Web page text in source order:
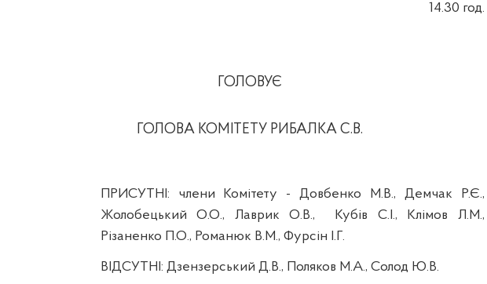
14.30 год.
ГОЛОВУЄ
ГОЛОВА КОМІТЕТУ РИБАЛКА С.В.
ПРИСУТНІ: члени Комітету -Довбенко М.В., Демчак Р.Є.,
Жолобецький О.О., Лаврик О.В., Кубів С.І., Клімов Л.М.,
Різаненко П.О., Романюк В.М., Фурсін І.Г.
ВІДСУТНІ: Дзензерський Д.В., Поляков М.А., Солод Ю.В.